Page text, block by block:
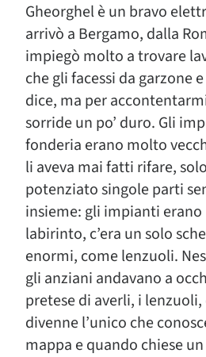
Gheorghel è un bravo
arrivò a Bergamo, dalla
impiegò molto a trovare
che gli facessi da garzone
dice, ma per
sorride un po’ duro. Gli
fonderia erano molto
li aveva mai fatti rifare,
potenziato singole parti
insieme: gli impianti
labirinto, c’era un solo
enormi, come lenzuoli.
gli anziani andavano a
pretese di averli, i
divenne l’unico che
mappa e quando chiese